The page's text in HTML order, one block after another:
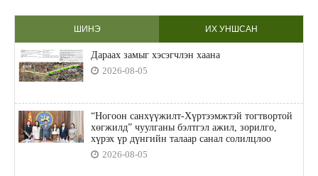
ШИНЭ ИХ УНШСАН
Дараах замыг хэсэгчлэн хаана
2026-08-05
“Ногоон санхүүжилт-Хүртээмжтэй тогтвортой
хөгжилд” чуулганы бэлтгэл ажил, зорилго,
хүрэх үр дүнгийн талаар санал солилцлоо
2026-08-05